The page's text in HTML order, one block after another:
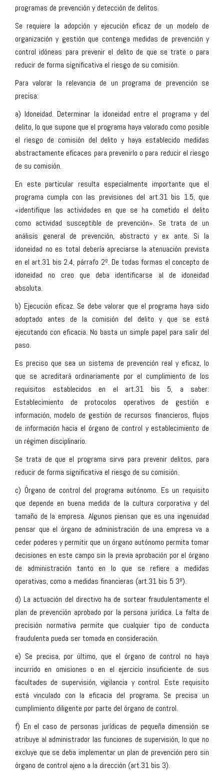
programas de prevención y detección de delitos.
Se requiere la adopción y ejecución eficaz de un modelo de
organización y gestión que contenga medidas de prevención y
control idóneas para prevenir el delito de que se trate o para
reducir de forma significativa el riesgo de su comisión.
Para valorar la relevancia de un programa de prevención se
precisa:
a) Idoneidad. Determinar la idoneidad entre el programa y del
delito, lo que supone que el programa haya valorado como posible
el riesgo de comisión del delito y haya establecido medidas
abstractamente eficaces para prevenirlo o para reducir el riesgo
de su comisión.
En este particular resulta especialmente importante que el
programa cumpla con las previsiones del art.31 bis 1.5, que
«identifique las actividades en que se ha cometido el delito
como actividad susceptible de prevención». Se trata de un
análisis general de prevención, abstracto y ex ante. Si la
idoneidad no es total debería apreciarse la atenuación prevista
en el art.31 bis 2.4, párrafo 2º. De todas formas el concepto de
idoneidad no creo que deba identificarse al de idoneidad
absoluta.
b) Ejecución eficaz. Se debe valorar que el programa haya sido
adoptado antes de la comisión del delito y que se está
ejecutando con eficacia. No basta un simple papel para salir del
paso.
Es preciso que sea un sistema de prevención real y eficaz, lo
que se acreditará ordinariamente por el cumplimiento de los
requisitos establecidos en el art.31 bis 5, a saber:
Establecimiento de protocolos operativos de gestión e
información, modelo de gestión de recursos financieros, flujos
de información hacia el órgano de control y establecimiento de
un régimen disciplinario.
Se trata de que el programa sirva para prevenir delitos, para
reducir de forma significativa el riesgo de su comisión.
c) Órgano de control del programa autónomo. Es un requisito
que depende en buena medida de la cultura corporativa y del
tamaño de la empresa. Algunos piensan que es una ingenuidad
pensar que el órgano de administración de una empresa va a
ceder poderes y permitir que un órgano autónomo permita tomar
decisiones en este campo sin la previa aprobación por el órgano
de administración tanto en lo que se refiere a medidas
operativas, como a medidas financieras (art.31 bis 5 3º).
d) La actuación del directivo ha de sortear fraudulentamente el
plan de prevención aprobado por la persona jurídica. La falta de
precisión normativa permite que cualquier tipo de conducta
fraudulenta pueda ser tomada en consideración.
e) Se precisa, por último, que el órgano de control no haya
incurrido en omisiones o en el ejercicio insuficiente de sus
facultades de supervisión, vigilancia y control. Este requisito
está vinculado con la eficacia del programa. Se precisa un
cumplimiento diligente por parte del órgano de control.
f) En el caso de personas jurídicas de pequeña dimensión se
atribuye al administrador las funciones de supervisión, lo que no
excluye que se deba implementar un plan de prevención pero sin
órgano de control ajeno a la dirección (art.31 bis 3).